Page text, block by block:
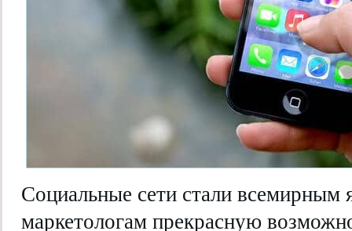
Социальные сети стали всемирным
маркетологам прекрасную